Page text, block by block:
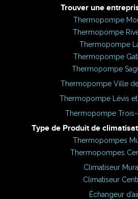
Trouver une
Thermopompe
Thermopompe
Thermopompe
Thermopompe
Thermopompe
Thermopompe Ville
Thermopompe Lévis et
Thermopompe Trois-
Type de Produit de
Thermopompes
Thermopompes
Climatiseur
Climatiseur
Échangeur